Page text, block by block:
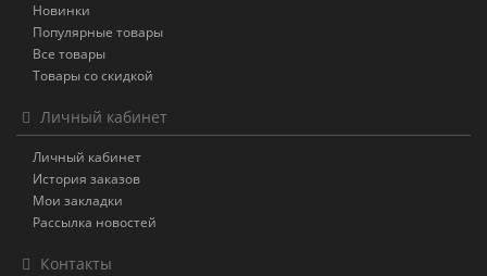
Новинки
Популярные товары
Все товары
Товары со скидкой
Личный кабинет
Личный кабинет
История заказов
Мои закладки
Рассылка новостей
Контакты